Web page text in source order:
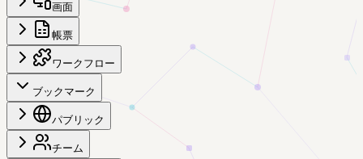
画面
帳票
ワークフロー
ブックマーク
パブリック
チーム